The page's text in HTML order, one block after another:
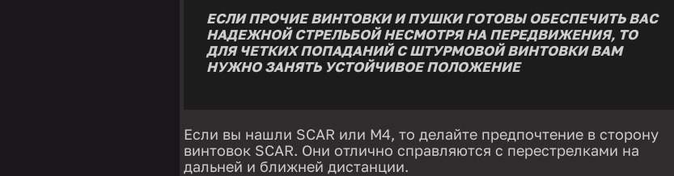
ЕСЛИ ПРОЧИЕ ВИНТОВКИ И ПУШКИ ГОТОВЫ ОБЕСПЕЧИТЬ ВАС
НАДЕЖНОЙ СТРЕЛЬБОЙ НЕСМОТРЯ НА ПЕРЕДВИЖЕНИЯ, ТО
ДЛЯ ЧЕТКИХ ПОПАДАНИЙ С ШТУРМОВОЙ ВИНТОВКИ ВАМ
НУЖНО ЗАНЯТЬ УСТОЙЧИВОЕ ПОЛОЖЕНИЕ
Если вы нашли SCAR или M4, то делайте предпочтение в сторону
винтовок SCAR. Они отлично справляются с перестрелками на
дальней и ближней дистанции.